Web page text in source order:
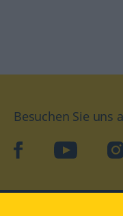
Besuchen Sie uns
facebookYouTube